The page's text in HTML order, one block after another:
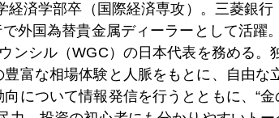
経済学部卒（国際経済専攻）。三菱銀行
外国為替貴金属ディーラーとして活躍
ンシル（WGC）の日本代表を務める。
富な相場体験と人脈をもとに、自由な
について情報発信を行うとともに、“金